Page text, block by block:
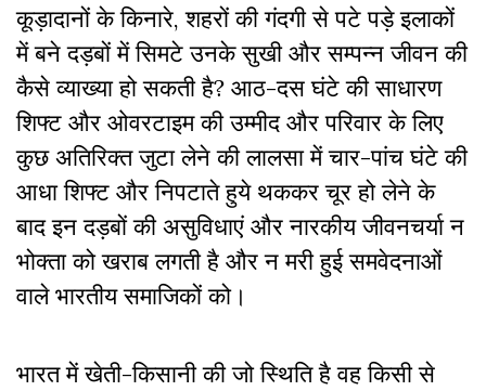
कूड़ादानों के किनारे, शहरों की गंदगी से पटे पड़े इलाकों
में बने दड़बों में सिमटे उनके सुखी और सम्पन्न जीवन की
कैसे व्याख्या हो सकती है? आठ-दस घंटे की साधारण
शिफ्ट और ओवरटाइम की उम्मीद और परिवार के लिए
कुछ अतिरिक्त जुटा लेने की लालसा में चार-पांच घंटे की
आधा शिफ्ट और निपटाते हुये थककर चूर हो लेने के
बाद इन दड़बों की असुविधाएं और नारकीय जीवनचर्या न
भोक्ता को खराब लगती है और न मरी हुई समवेदनाओं
वाले भारतीय समाजिकों को।
भारत में खेती-किसानी की जो स्थिति है वह किसी से